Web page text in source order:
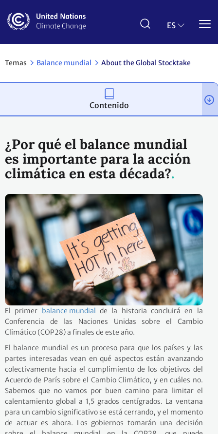
contenido
ES
Temas Balance mundial About the Global Stocktake
¿Por qué el balance mundial
es importante para la acción
climática en esta década?
El primer balance mundial de la historia concluirá en la
Conferencia de las Naciones Unidas sobre el Cambio
Climático (COP28) a finales de este año.
El balance mundial es un proceso para que los países y las
partes interesadas vean en qué aspectos están avanzando
colectivamente hacia el cumplimiento de los objetivos del
Acuerdo de París sobre el Cambio Climático, y en cuáles no.
Sabemos que no vamos por buen camino para limitar el
calentamiento global a 1,5 grados centígrados. La ventana
para un cambio significativo se está cerrando, y el momento
de actuar es ahora. Los gobiernos tomarán una decisión
Contenido